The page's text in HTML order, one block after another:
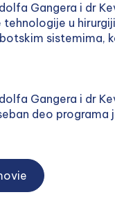
Gangera i dr
tehnologije u
sistemima,
Gangera i dr
deo